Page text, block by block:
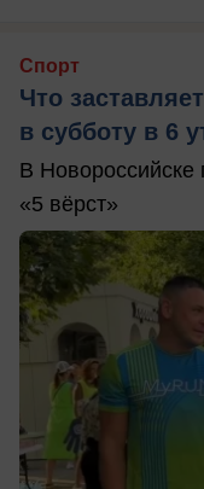
Спорт
Что
в субботу в 6
В Новороссийске
«5 вёрст»